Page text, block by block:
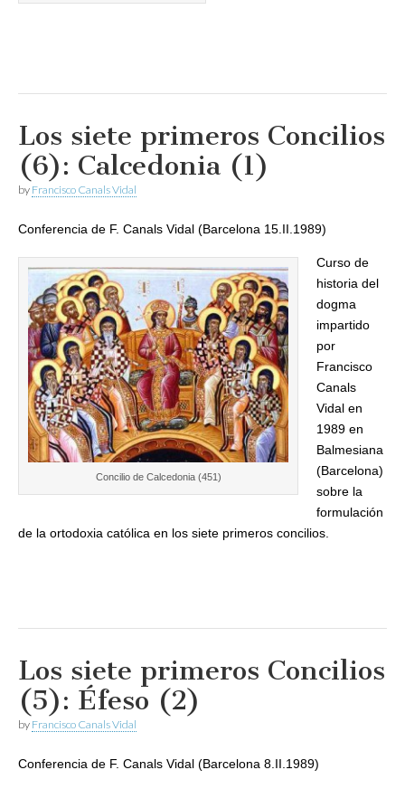
Los siete primeros Concilios
(6): Calcedonia (1)
by Francisco Canals Vidal
Conferencia de F. Canals Vidal (Barcelona 15.II.1989)
Concilio de Calcedonia (451)
Curso de
historia del
dogma
impartido
por
Francisco
Canals
Vidal en
1989 en
Balmesiana
(Barcelona)
sobre la
formulación
de la ortodoxia católica en los siete primeros concilios.
Los siete primeros Concilios
(5): Éfeso (2)
by Francisco Canals Vidal
Conferencia de F. Canals Vidal (Barcelona 8.II.1989)